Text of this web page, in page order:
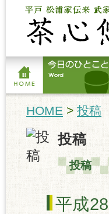
HOME > 投稿
投稿
投稿
平成